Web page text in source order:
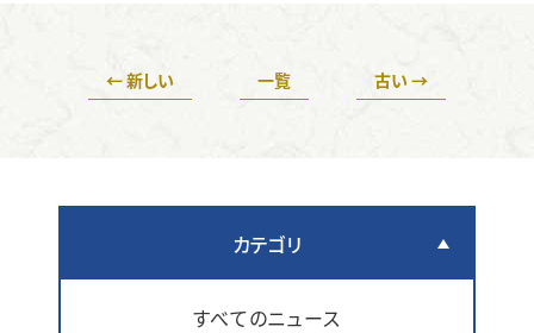
← 新しい 一覧 古い →
カテゴリ
すべてのニュース